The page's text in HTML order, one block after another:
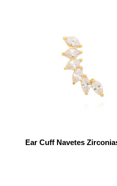
Ear Cuff Navetes